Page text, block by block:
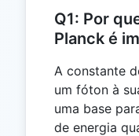
Q1: Por
Planck é
A constante
um fóton à
uma base
de energia